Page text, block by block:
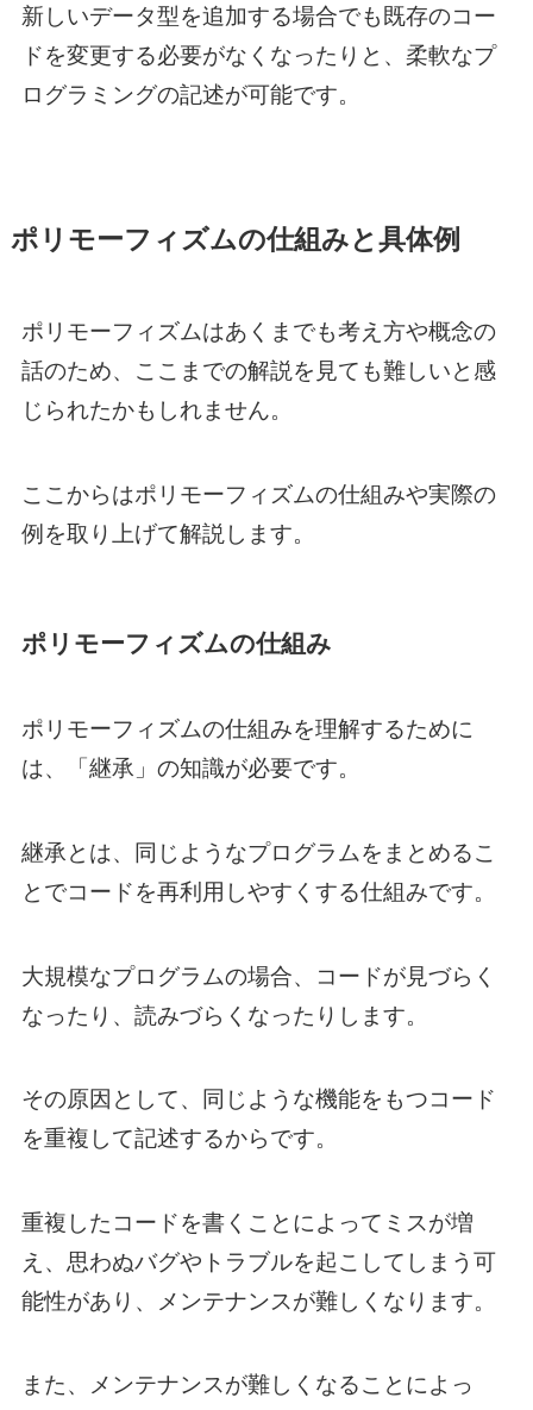
新しいデータ型を追加する場合でも既存のコー
ドを変更する必要がなくなったりと、柔軟なプ
ログラミングの記述が可能です。
ポリモーフィズムの仕組みと具体例
ポリモーフィズムはあくまでも考え方や概念の
話のため、ここまでの解説を見ても難しいと感
じられたかもしれません。
ここからはポリモーフィズムの仕組みや実際の
例を取り上げて解説します。
ポリモーフィズムの仕組み
ポリモーフィズムの仕組みを理解するために
は、「継承」の知識が必要です。
継承とは、同じようなプログラムをまとめるこ
とでコードを再利用しやすくする仕組みです。
大規模なプログラムの場合、コードが見づらく
なったり、読みづらくなったりします。
その原因として、同じような機能をもつコード
を重複して記述するからです。
重複したコードを書くことによってミスが増
え、思わぬバグやトラブルを起こしてしまう可
能性があり、メンテナンスが難しくなります。
また、メンテナンスが難しくなることによっ